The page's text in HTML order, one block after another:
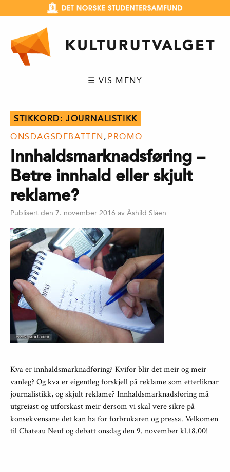
innhold
☰ VIS MENY
STIKKORD: JOURNALISTIKK
ONSDAGSDEBATTEN , PROMO
Innhaldsmarknadsføring –
Betre innhald eller skjult
reklame?
Publisert den 7. november 2016 av Åshild Slåen
Kva er innhaldsmarknadføring? Kvifor blir det meir og meir
vanleg? Og kva er eigentleg forskjell på reklame som etterliknar
journalistikk, og skjult reklame? Innhaldsmarknadsføring må
utgreiast og utforskast meir dersom vi skal vere sikre på
konsekvensane det kan ha for forbrukaren og pressa. Velkomen
til Chateau Neuf og debatt onsdag den 9. november kl.18.00!